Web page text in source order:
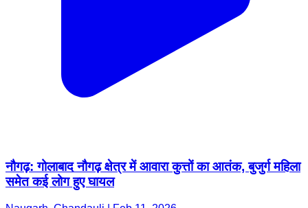
नौगढ़: गोलाबाद नौगढ़ क्षेत्र में आवारा कुत्तों का आतंक, बुजुर्ग महिला
समेत कई लोग हुए घायल